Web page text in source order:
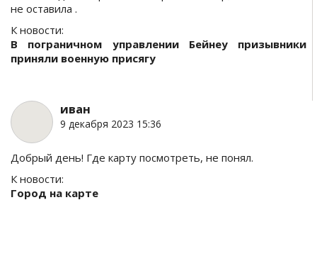
не оставила .
К новости:
В пограничном управлении Бейнеу призывники
приняли военную присягу
иван
9 декабря 2023 15:36
Добрый день! Где карту посмотреть, не понял.
К новости:
Город на карте